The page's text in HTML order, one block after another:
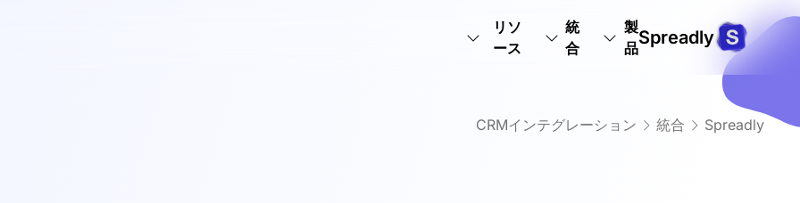
Spreadly
製
品
統
合
リソ
ース
Spreadly
統合
CRMインテグレーション